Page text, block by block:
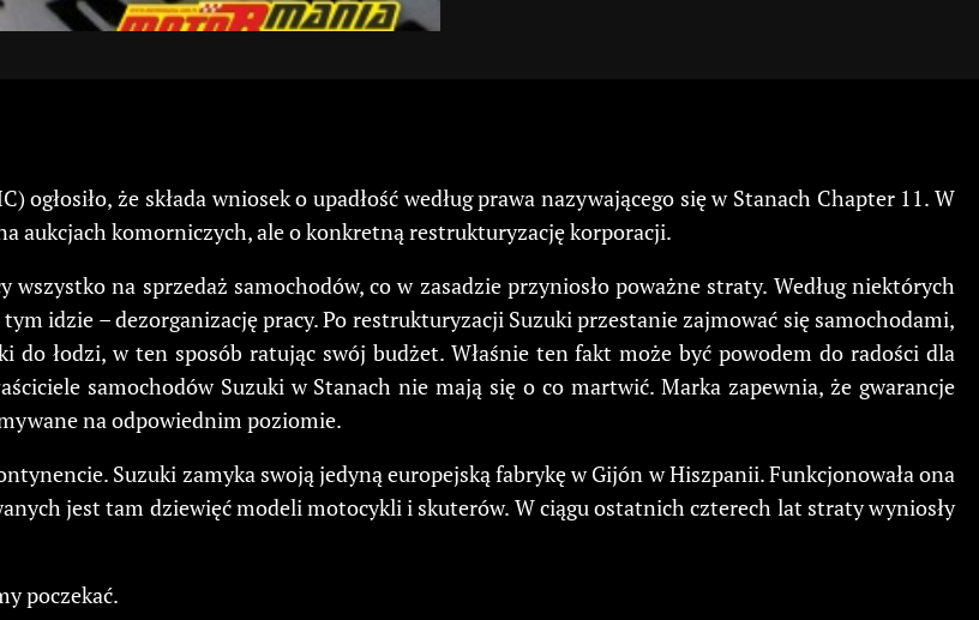
że składa wniosek o upadłość według prawa nazywającego się w Stanach Chapter 11. W
aukcjach komorniczych, ale o konkretną restrukturyzację korporacji.
na sprzedaż samochodów, co w zasadzie przyniosło poważne straty. Według niektórych
idzie – dezorganizację pracy. Po restrukturyzacji Suzuki przestanie zajmować się samochodami,
do łodzi, w ten sposób ratując swój budżet. Właśnie ten fakt może być powodem do radości dla
samochodów Suzuki w Stanach nie mają się o co martwić. Marka zapewnia, że gwarancje
na odpowiednim poziomie.
Suzuki zamyka swoją jedyną europejską fabrykę w Gijón w Hiszpanii. Funkcjonowała ona
jest tam dziewięć modeli motocykli i skuterów. W ciągu ostatnich czterech lat straty wyniosły
poczekać.